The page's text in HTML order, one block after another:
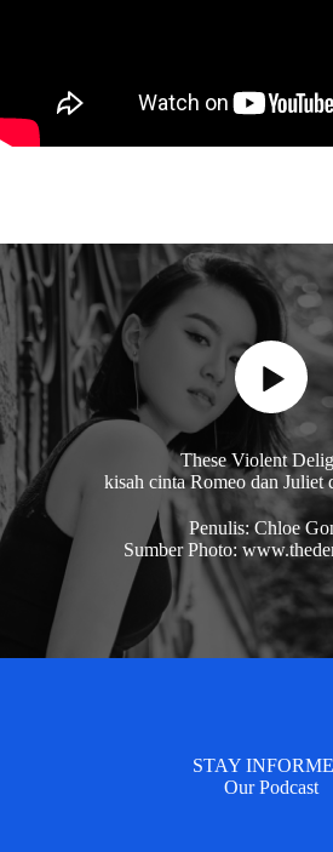
These Violent
kisah cinta Romeo dan Juliet
Penulis: Chloe
Sumber Photo:
STAY
Our Podcast